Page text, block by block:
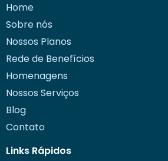
Home
Sobre nós
Nossos Planos
Rede de Benefícios
Homenagens
Nossos Serviços
Blog
Contato
Links Rápidos